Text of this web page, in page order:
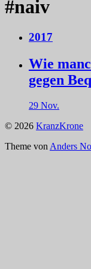
#naiv
2017
Wie
gegen
29 Nov.
© 2026 KranzKrone
Theme von Anders